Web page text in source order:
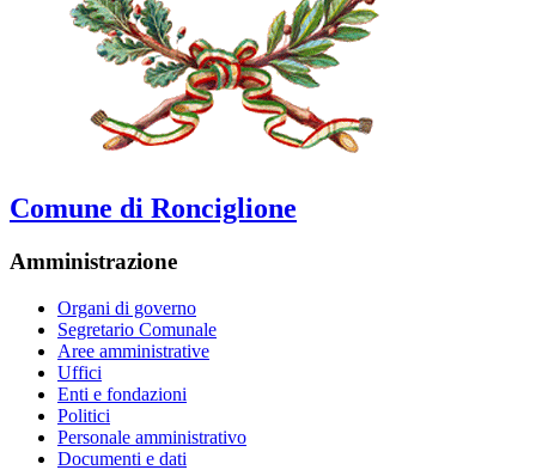
Comune di Ronciglione
Amministrazione
Organi di governo
Segretario Comunale
Aree amministrative
Uffici
Enti e fondazioni
Politici
Personale amministrativo
Documenti e dati